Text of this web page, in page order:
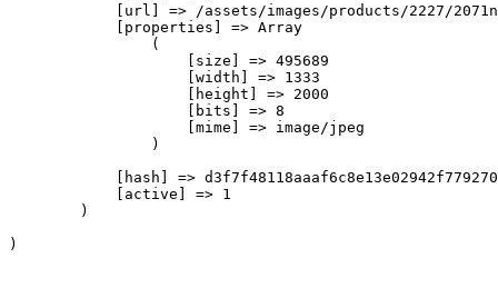
[url] => /assets/images/products/2227/
            [properties] => Array
                (
                    [size] => 495689
                    [width] => 1333
                    [height] => 2000
                    [bits] => 8
                    [mime] => image/jpeg
                )
[hash] =>
            [active] => 1
        )